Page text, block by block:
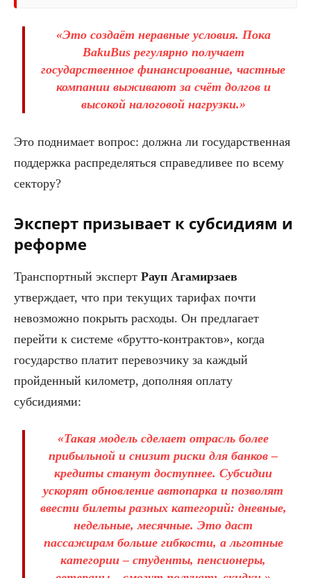
«Это создаёт неравные условия. Пока
BakuBus регулярно получает
государственное финансирование, частные
компании выживают за счёт долгов и
высокой налоговой нагрузки.»
Это поднимает вопрос: должна ли государственная
поддержка распределяться справедливее по всему
сектору?
Эксперт призывает к субсидиям и
реформе
Транспортный эксперт Рауп Агамирзаев
утверждает, что при текущих тарифах почти
невозможно покрыть расходы. Он предлагает
перейти к системе «брутто-контрактов», когда
государство платит перевозчику за каждый
пройденный километр, дополняя оплату
субсидиями:
«Такая модель сделает отрасль более
прибыльной и снизит риски для банков –
кредиты станут доступнее. Субсидии
ускорят обновление автопарка и позволят
ввести билеты разных категорий: дневные,
недельные, месячные. Это даст
пассажирам больше гибкости, а льготные
категории – студенты, пенсионеры,